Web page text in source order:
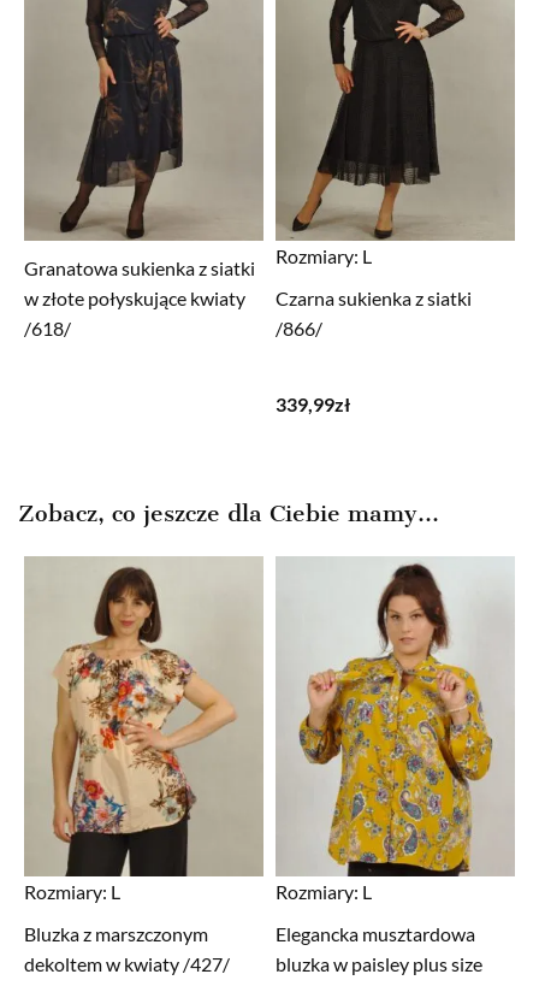
Granatowa sukienka z siatki
w złote połyskujące kwiaty
/618/
Rozmiary: L
Czarna sukienka z siatki
/866/
339,99zł
Zobacz, co jeszcze dla Ciebie mamy...
Rozmiary: L
Bluzka z marszczonym
dekoltem w kwiaty /427/
Rozmiary: L
Elegancka musztardowa
bluzka w paisley plus size